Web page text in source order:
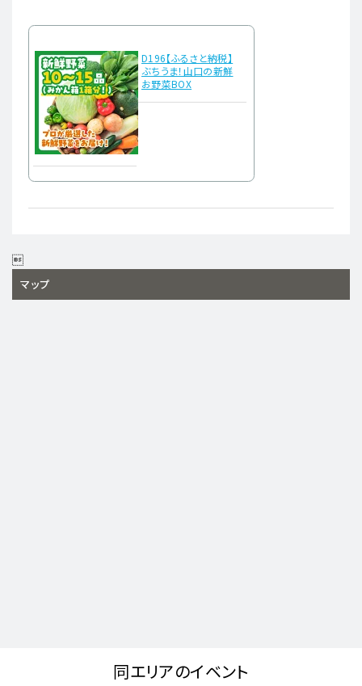
D196【ふるさと納税】
ぶちうま！山口の新鮮
お野菜BOX

マップ
同エリアのイベント